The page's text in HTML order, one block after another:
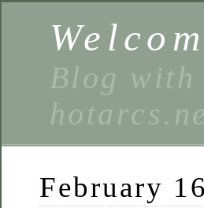
Blog with
February